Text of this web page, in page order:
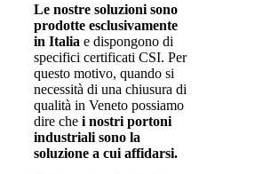
Le nostre soluzioni sono
prodotte esclusivamente
in Italia e dispongono di
specifici certificati CSI. Per
questo motivo, quando si
necessità di una chiusura di
qualità in Veneto possiamo
dire che i nostri portoni
industriali sono la
soluzione a cui affidarsi.